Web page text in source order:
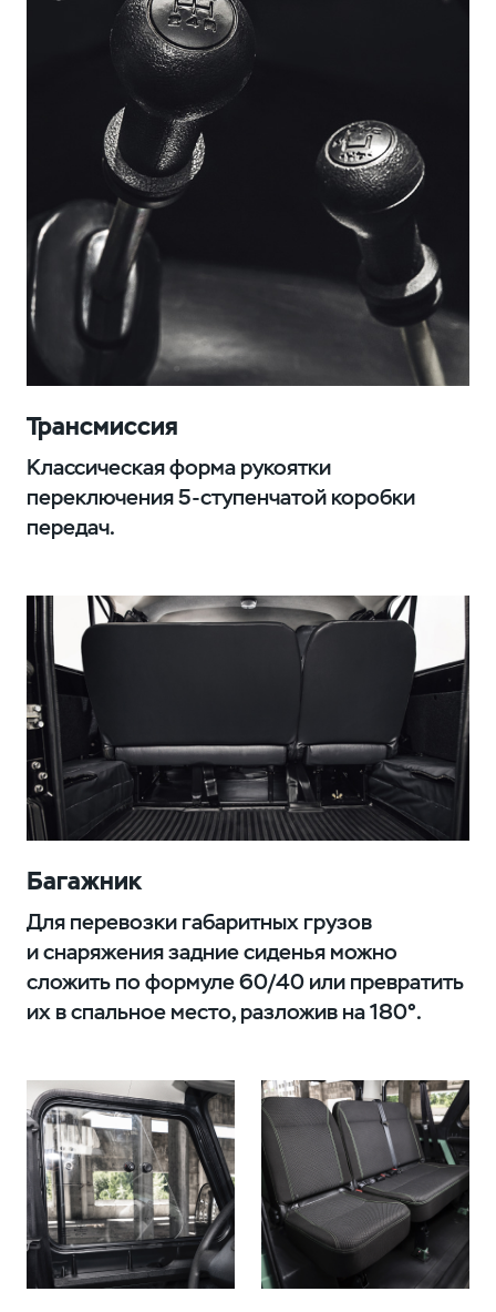
Трансмиссия
Классическая форма рукоятки
переключения 5-ступенчатой коробки
передач.
Багажник
Для перевозки габаритных грузов
и снаряжения задние сиденья можно
сложить по формуле 60/40 или превратить
их в спальное место, разложив на 180°.